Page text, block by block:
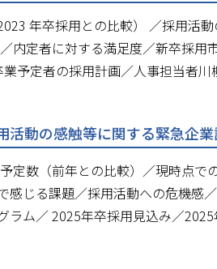
年卒採用との比較） ／採用活
内定者に対する満足度／新卒採
予定者の採用計画／人事担当者川
活動の感触等に関する緊急企業
定数（前年との比較）／現時点で
感じる課題／採用活動への危機感
ラム／ 2025年卒採用見込み／